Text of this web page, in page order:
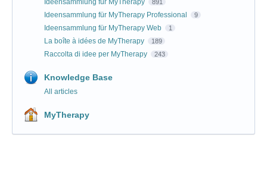
Ideensammlung für MyTherapy 891
Ideensammlung für MyTherapy Professional 9
Ideensammlung für MyTherapy Web 1
La boîte à idées de MyTherapy 189
Raccolta di idee per MyTherapy 243
Knowledge Base
All articles
MyTherapy